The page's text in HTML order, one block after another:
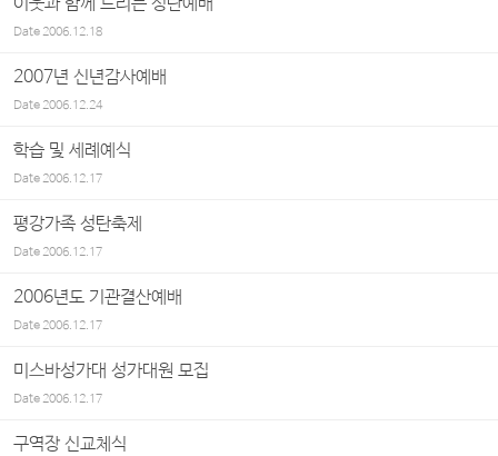
Date2006.12.18
2007년 신년감사예배
Date2006.12.24
학습 및 세례예식
Date2006.12.17
평강가족 성탄축제
Date2006.12.17
2006년도 기관결산예배
Date2006.12.17
미스바성가대 성가대원 모집
Date2006.12.17
구역장 신교체식